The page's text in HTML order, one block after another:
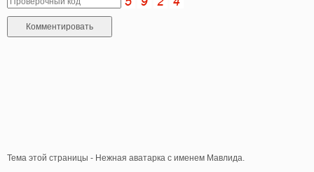
Тема этой страницы - Нежная аватарка с именем Мавлида.